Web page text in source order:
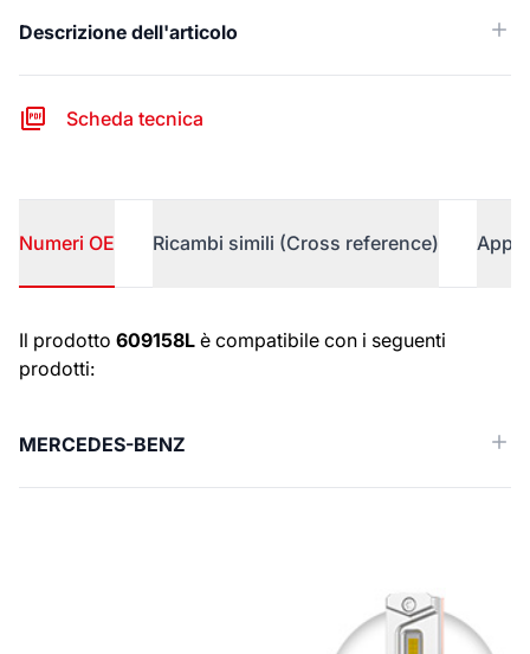
Descrizione dell'articolo
Scheda tecnica
Numeri OE Ricambi simili (Cross reference)
Numeri OE
Il prodotto 609158L è compatibile con i seguenti
prodotti:
MERCEDES-BENZ